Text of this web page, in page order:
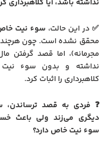
نداشته باشد، آیا کلاهبرداری
✅ در این حالت، سوء نیت
محقق نشده است. چون هرچند
مجرمانه)، اما قصد گرفتن
نداشته و بدون سوء نیت
کلاهبرداری را اثبات کرد.
❓ فردی به قصد
دیگری می‌زند ولی باعث
سوء نیت خاص دارد؟